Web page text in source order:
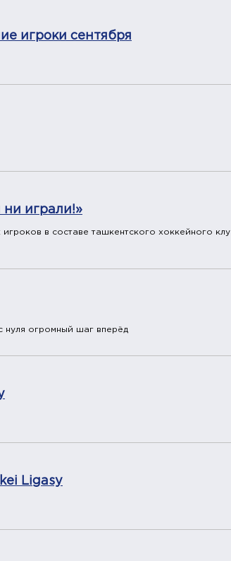
игроки сентября
играли!»
в составе ташкентского хоккейного
нуля огромный шаг вперёд
Ligasy